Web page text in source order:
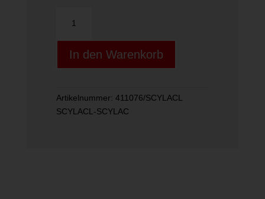
KEEWEE
Jr.
MengeIn den Warenkorb
Artikelnummer: 411076/SCYLACL
SCYLACL-SCYLAC